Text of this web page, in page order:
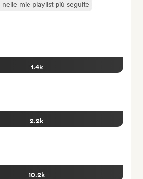
mie playlist più seguite
1.4k
2.2k
10.2k